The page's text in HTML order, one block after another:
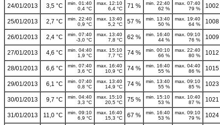
24/01/2013 3,5 °C
min. 01:40
0,4 °C
max. 12:10
6,4 °C
71 %
min. 22:40
62 %
max. 07:40
79 %
25/01/2013 2,7 °C
min. 22:40
0,9 °C
max. 13:40
5,2 °C
57 %
min. 13:40
50 %
max. 19:40
64 %
26/01/2013 2,4 °C
min. 07:40
-3,0 °C
max. 13:40
7,8 °C
62 %
min. 16:40
44 %
max. 09:10
76 %
27/01/2013 4,6 °C
min. 04:40
1,9 °C
max. 15:10
7,7 °C
74 %
min. 00:10
66 %
max. 22:40
80 %
28/01/2013 6,6 °C
min. 07:40
3,6 °C
max. 16:40
10,9 °C
74 %
min. 16:40
55 %
max. 04:40
86 %
29/01/2013 6,1 °C
min. 07:40
0,8 °C
max. 13:40
14,9 °C
74 %
min. 13:40
55 %
max. 09:10
85 %
30/01/2013 9,7 °C
min. 04:40
3,3 °C
max. 15:10
20,5 °C
75 %
min. 15:10
53 %
max. 10:40
87 %
31/01/2013 11,0 °C
min. 09:10
6,9 °C
max. 16:40
15,3 °C
67 %
min. 16:40
53 %
max. 09:10
79 %